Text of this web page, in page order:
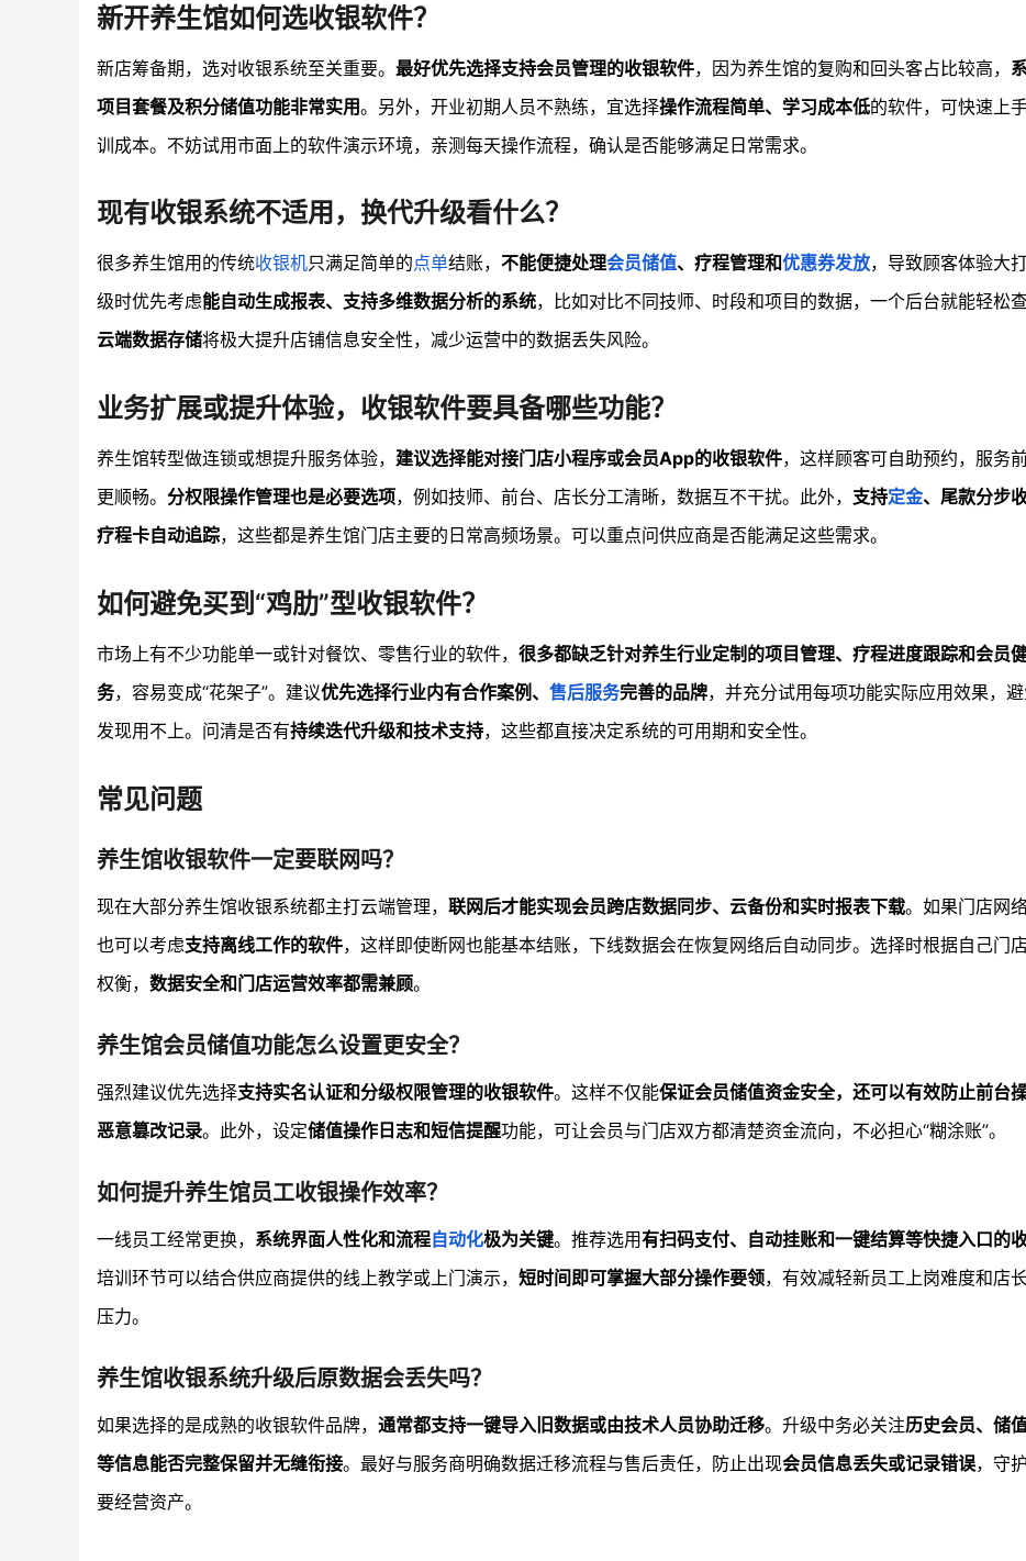
新开养生馆如何选收银软件？
新店筹备期，选对收银系统至关重要。 最好优先选择支持会员管理的收银软件，因为养生馆的复购和回头客占比较高，
项目套餐及积分储值功能非常实用。另外，开业初期人员不熟练，宜选择操作流程简单、学习成本低的软件，可快速上
训成本。不妨试用市面上的软件演示环境，亲测每天操作流程，确认是否能够满足日常需求。
现有收银系统不适用，换代升级看什么？
很多养生馆用的传统收银机只满足简单的点单结账， 不能便捷处理会员储值、疗程管理和优惠券发放，导致顾客体验大
级时优先考虑能自动生成报表、支持多维数据分析的系统，比如对比不同技师、时段和项目的数据，一个后台就能轻松查
云端数据存储将极大提升店铺信息安全性，减少运营中的数据丢失风险。
业务扩展或提升体验，收银软件要具备哪些功能？
养生馆转型做连锁或想提升服务体验， 建议选择能对接门店小程序或会员App的收银软件，这样顾客可自助预约，服务
更顺畅。 分权限操作管理也是必要选项，例如技师、前台、店长分工清晰，数据互不干扰。此外， 支持定金、尾款分步
疗程卡自动追踪，这些都是养生馆门店主要的日常高频场景。可以重点问供应商是否能满足这些需求。
如何避免买到“鸡肋”型收银软件？
市场上有不少功能单一或针对餐饮、零售行业的软件， 很多都缺乏针对养生行业定制的项目管理、疗程进度跟踪和会员
务，容易变成“花架子”。建议优先选择行业内有合作案例、 售后服务完善的品牌，并充分试用每项功能实际应用效果，
发现用不上。问清是否有持续迭代升级和技术支持，这些都直接决定系统的可用期和安全性。
常见问题
养生馆收银软件一定要联网吗？
现在大部分养生馆收银系统都主打云端管理， 联网后才能实现会员跨店数据同步、云备份和实时报表下载。如果门店网
也可以考虑支持离线工作的软件，这样即使断网也能基本结账，下线数据会在恢复网络后自动同步。选择时根据自己门
权衡， 数据安全和门店运营效率都需兼顾。
养生馆会员储值功能怎么设置更安全？
强烈建议优先选择支持实名认证和分级权限管理的收银软件。这样不仅能保证会员储值资金安全，还可以有效防止前台
恶意篡改记录。此外，设定储值操作日志和短信提醒功能，可让会员与门店双方都清楚资金流向，不必担心“糊涂账”。
如何提升养生馆员工收银操作效率？
一线员工经常更换， 系统界面人性化和流程自动化极为关键。推荐选用有扫码支付、自动挂账和一键结算等快捷入口的
培训环节可以结合供应商提供的线上教学或上门演示， 短时间即可掌握大部分操作要领，有效减轻新员工上岗难度和店
压力。
养生馆收银系统升级后原数据会丢失吗？
如果选择的是成熟的收银软件品牌， 通常都支持一键导入旧数据或由技术人员协助迁移。升级中务必关注历史会员、储
等信息能否完整保留并无缝衔接。最好与服务商明确数据迁移流程与售后责任，防止出现会员信息丢失或记录错误，守
要经营资产。